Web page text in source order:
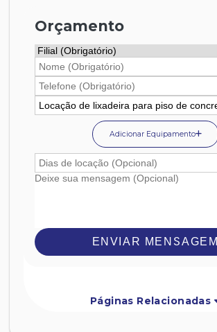
Orçamento
Adicionar Equipamento
ENVIAR MENSAGEM
Páginas Relacionadas